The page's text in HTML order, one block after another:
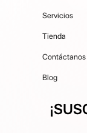
Servicios
Tienda
Contáctanos
Blog